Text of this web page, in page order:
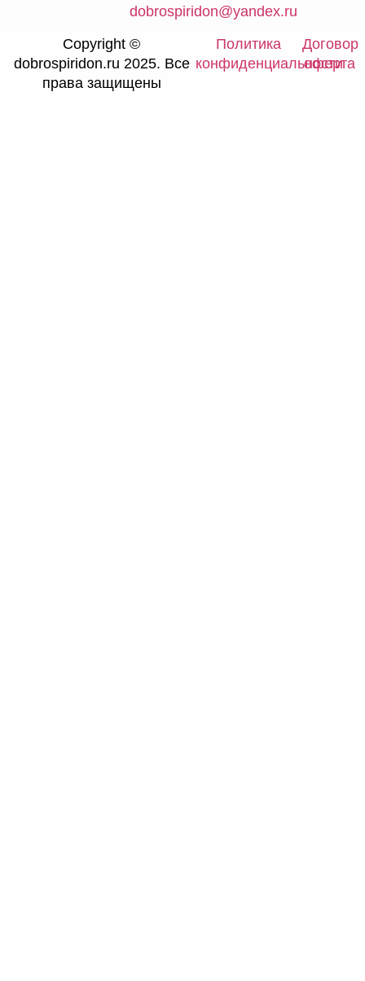
dobrospiridon@yandex.ru
Copyright ©
dobrospiridon.ru 2025. Все
права защищены
Политика
конфиденциальности
Договор
оферта